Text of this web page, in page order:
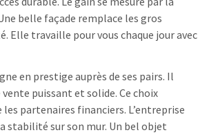
belle façade remplace les gros
Elle travaille pour vous chaque jour avec
en prestige auprès de ses pairs. Il
puissant et solide. Ce choix
partenaires financiers. L’entreprise
stabilité sur son mur. Un bel objet